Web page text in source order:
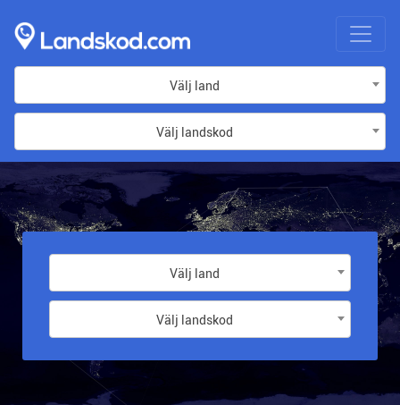
Välj land
Välj landskod
Välj land
Välj landskod